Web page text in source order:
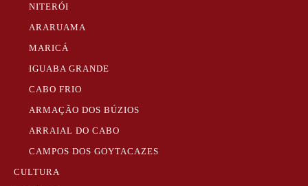
NITERÓI
ARARUAMA
MARICÁ
IGUABA GRANDE
CABO FRIO
ARMAÇÃO DOS BÚZIOS
ARRAIAL DO CABO
CAMPOS DOS GOYTACAZES
CULTURA